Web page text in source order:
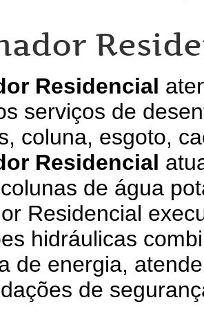
Residencial
serviços de
coluna, esgoto,
Residencial
de água
Residencial
hidráulicas
de energia,
de